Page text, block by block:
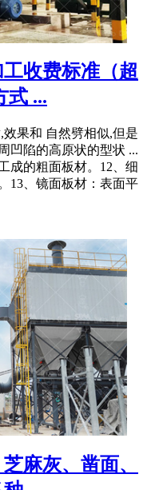
收费标准（超
式 ...
果和 自然劈相似,但是
凹陷的高原状的型状 ...
成的粗面板材。12、细
13、镜面板材：表面平
麻灰、凿面、